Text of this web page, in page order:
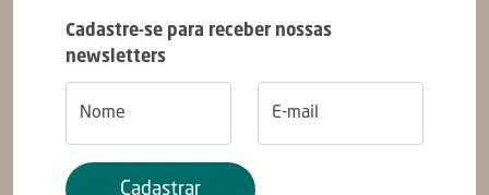
Cadastre-se para receber nossas
newsletters
Nome E-mail